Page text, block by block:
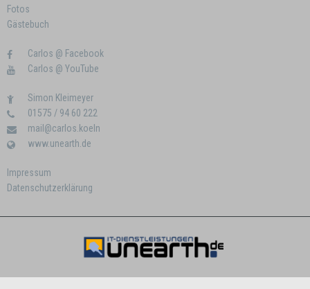
Fotos
Gästebuch
Carlos @ Facebook
Carlos @ YouTube
Simon Kleimeyer
01575 / 94 60 222
mail@carlos.koeln
www.unearth.de
Impressum
Datenschutzerklärung